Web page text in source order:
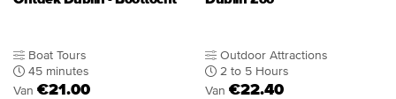
Boat Tours
45 minutes
Van €21.00
Outdoor Attractions
2 to 5 Hours
Van €22.40